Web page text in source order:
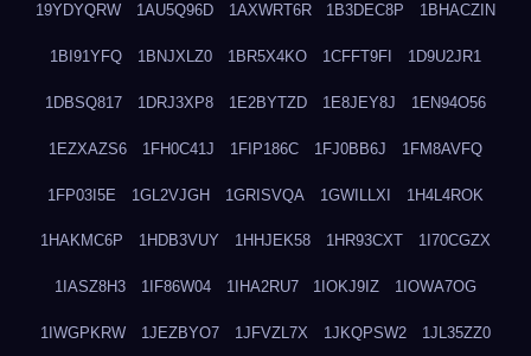
19YDYQRW 1AU5Q96D 1AXWRT6R 1B3DEC8P 1BHACZIN
1BI91YFQ 1BNJXLZ0 1BR5X4KO 1CFFT9FI 1D9U2JR1
1DBSQ817 1DRJ3XP8 1E2BYTZD 1E8JEY8J 1EN94O56
1EZXAZS6 1FH0C41J 1FIP186C 1FJ0BB6J 1FM8AVFQ
1FP03I5E 1GL2VJGH 1GRISVQA 1GWILLXI 1H4L4ROK
1HAKMC6P 1HDB3VUY 1HHJEK58 1HR93CXT 1I70CGZX
1IASZ8H3 1IF86W04 1IHA2RU7 1IOKJ9IZ 1IOWA7OG
1IWGPKRW 1JEZBYO7 1JFVZL7X 1JKQPSW2 1JL35ZZ0